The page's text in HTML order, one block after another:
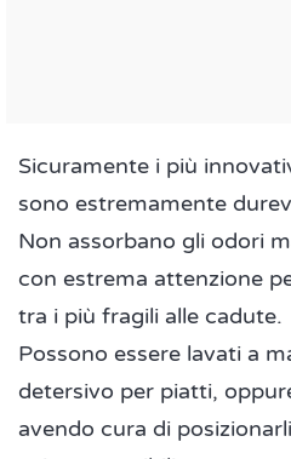
Sicuramente i più
sono estremamente
Non assorbano gli odori
con estrema attenzione
tra i più fragili alle cadute.
Possono essere lavati a
detersivo per piatti,
avendo cura di